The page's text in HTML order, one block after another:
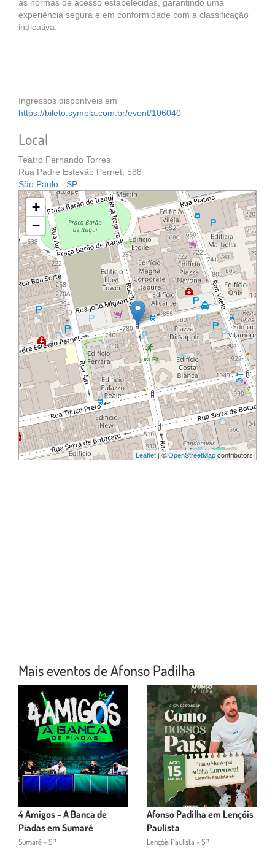
as normas de acesso estabelecidas, garantindo uma
experiência segura e em conformidade com a classificação
indicativa.
Ingressos disponíveis em
https://bileto.sympla.com.br/event/106040
Local
Teatro Fernando Torres
Rua Padre Estevão Pernet, 588
São Paulo - SP
+
−
Leaflet | ©OpenStreetMapcontributors
Mais eventos de Afonso Padilha
4 Amigos - A Banca de
Piadas em Sumaré
Sumaré - SP
Afonso Padilha em Lençóis
Paulista
Lençóis Paulista - SP